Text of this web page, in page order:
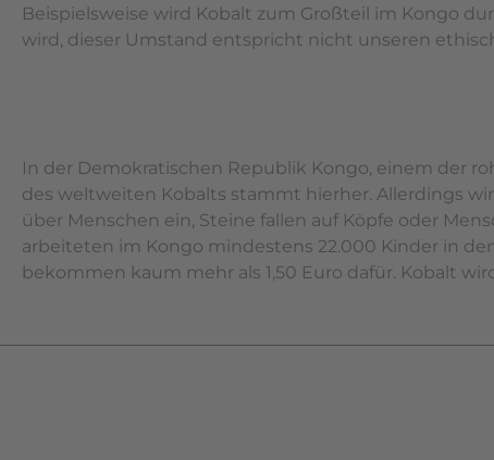
Beispielsweise wird Kobalt zum Großteil im Kongo
wird, dieser Umstand entspricht nicht unseren
In der Demokratischen Republik Kongo, einem der
des weltweiten Kobalts stammt hierher. Allerdings
über Menschen ein, Steine fallen auf Köpfe oder
arbeiteten im Kongo mindestens 22.000 Kinder in
bekommen kaum mehr als 1,50 Euro dafür. Kobalt